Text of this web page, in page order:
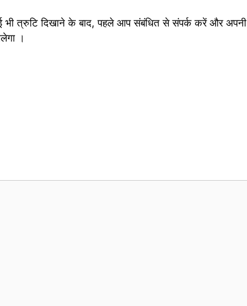
भी त्रुटि दिखाने के बाद, पहले आप संबंधित से संपर्क करें और अपनी
।